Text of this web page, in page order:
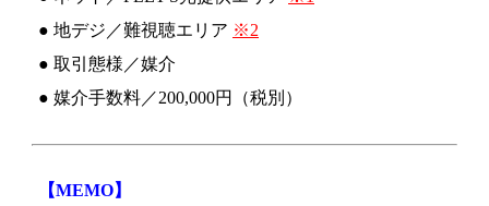
● 地デジ／難視聴エリア ※2
● 取引態様／媒介
● 媒介手数料／200,000円（税別）
【MEMO】